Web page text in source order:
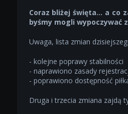
Coraz bliżej święta... a co
byśmy mogli wypoczywać
Uwaga, lista zmian
- kolejne poprawy stabilności
- naprawiono zasady
- poprawiono dostępność
Druga i trzecia zmiana zajdą